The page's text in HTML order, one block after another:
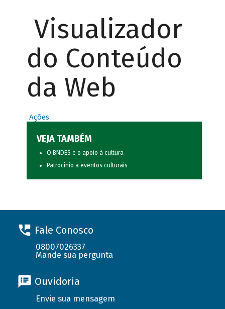
Visualizador
do Conteúdo
da Web
Ações
VEJA TAMBÉM
O BNDES e o apoio à cultura
Patrocínio a eventos culturais
Fale Conosco
08007026337
Mande sua pergunta
Ouvidoria
Envie sua mensagem